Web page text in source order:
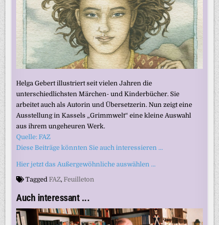
Helga Gebert illustriert seit vielen Jahren die
unterschiedlichsten Märchen- und Kinderbücher. Sie
arbeitet auch als Autorin und Übersetzerin. Nun zeigt eine
Ausstellung in Kassels „Grimmwelt“ eine kleine Auswahl
aus ihrem ungeheuren Werk.
Quelle: FAZ
Diese Beiträge könnten Sie auch interessieren …
Hier jetzt das Außergewöhnliche auswählen …
TaggedFAZ,Feuilleton
Auch interessant ...